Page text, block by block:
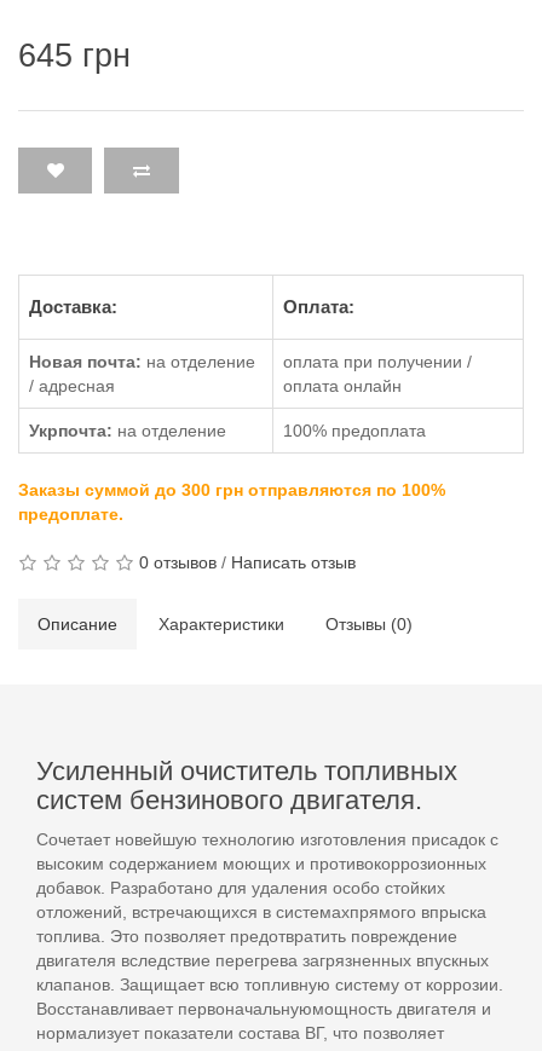
645 грн
Доставка: Оплата:
Новая почта: на отделение
/ адресная
оплата при получении /
оплата онлайн
Укрпочта: на отделение 100% предоплата
Заказы суммой до 300 грн отправляются по 100%
предоплате.
0 отзывов / Написать отзыв
Описание Характеристики Отзывы (0)
Усиленный очиститель топливных
систем бензинового двигателя.
Сочетает новейшую технологию изготовления присадок с
высоким содержанием моющих и противокоррозионных
добавок. Разработано для удаления особо стойких
отложений, встречающихся в системахпрямого впрыска
топлива. Это позволяет предотвратить повреждение
двигателя вследствие перегрева загрязненных впускных
клапанов. Защищает всю топливную систему от коррозии.
Восстанавливает первоначальнуюмощность двигателя и
нормализует показатели состава ВГ, что позволяет